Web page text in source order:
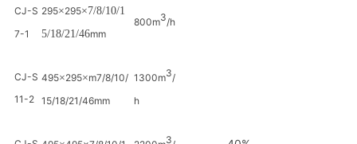
CJ-S
7-1
295×295×7/8/10/1
5/18/21/46mm
800m3/h
CJ-S
11-2
495×295×m7/8/10/
15/18/21/46mm
1300m3/
h
3